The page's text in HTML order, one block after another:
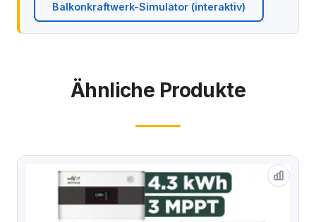
Balkonkraftwerk-Simulator (interaktiv)
Ähnliche Produkte